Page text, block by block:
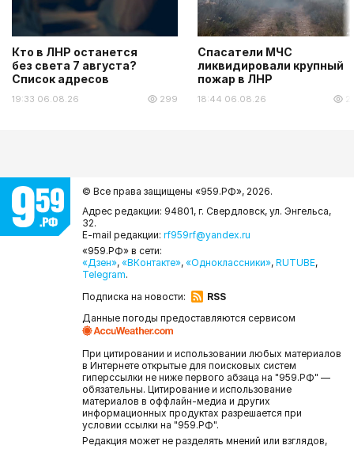
Кто в ЛНР останется
без света 7 августа?
Список адресов
19:33 06.08.26 299
Спасатели МЧС
ликвидировали крупный
пожар в ЛНР
18:44 06.08.26
© Все права защищены «959.РФ», 2026.
Адрес редакции: 94801, г. Свердловск, ул. Энгельса,
32.
E-mail редакции: rf959rf@yandex.ru
«959.РФ» в сети:
«Дзен», «ВКонтакте», «Одноклассники», RUTUBE,
Telegram.
Подписка на новости:
RSS
Данные погоды предоставляются сервисом
При цитировании и использовании любых материалов
в Интернете открытые для поисковых систем
гиперссылки не ниже первого абзаца на "959.РФ" —
обязательны. Цитирование и использование
материалов в оффлайн-медиа и других
информационных продуктах разрешается при
условии ссылки на "959.РФ".
Редакция может не разделять мнений или взглядов,